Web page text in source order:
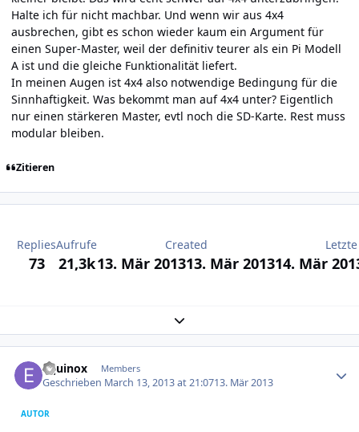
Halte ich für nicht machbar. Und wenn wir aus 4x4
ausbrechen, gibt es schon wieder kaum ein Argument für
einen Super-Master, weil der definitiv teurer als ein Pi Modell
A ist und die gleiche Funktionalität liefert.
In meinen Augen ist 4x4 also notwendige Bedingung für die
Sinnhaftigkeit. Was bekommt man auf 4x4 unter? Eigentlich
nur einen stärkeren Master, evtl noch die SD-Karte. Rest muss
modular bleiben.
Zitieren
Replies
73
Aufrufe
21,3k
Created
13. Mär 201313. Mär 201314. Mär
Expand topic overview
Equinox Members
Geschrieben March 13, 2013 at 21:0713. Mär 2013
AUTOR